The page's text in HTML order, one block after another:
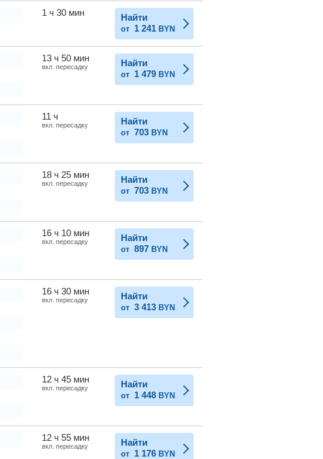
1 ч 30 мин Найти
от 1 241 BYN
13 ч 50 мин
вкл. пересадку Найти
от 1 479 BYN
11 ч
вкл. пересадку Найти
от 703 BYN
18 ч 25 мин
вкл. пересадку Найти
от 703 BYN
16 ч 10 мин
вкл. пересадку Найти
от 897 BYN
16 ч 30 мин
вкл. пересадку Найти
от 3 413 BYN
12 ч 45 мин
вкл. пересадку Найти
от 1 448 BYN
12 ч 55 мин
вкл. пересадку Найти
от 1 176 BYN